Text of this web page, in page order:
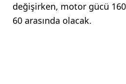
değişirken, motor gücü
60 arasında olacak.